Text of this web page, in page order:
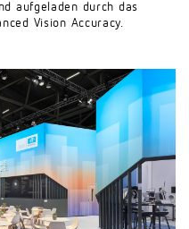
aufgeladen durch das
Vision Accuracy.